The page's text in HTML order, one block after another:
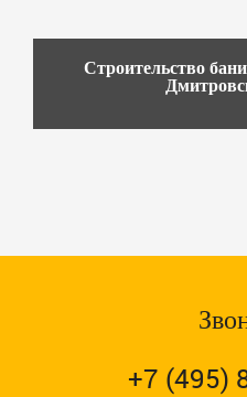
Строительство
+7 (495)